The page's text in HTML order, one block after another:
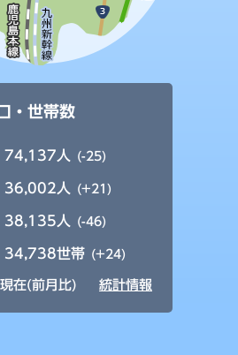
・世帯数
74,137人 (-25)
36,002人 (+21)
38,135人 (-46)
34,738世帯 (+24)
在(前月比) 統計情報